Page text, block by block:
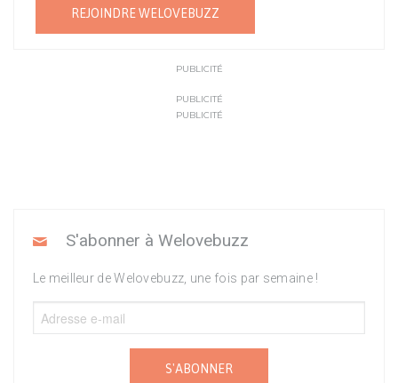
REJOINDRE WELOVEBUZZ
PUBLICITÉ
PUBLICITÉ
PUBLICITÉ
S'abonner à Welovebuzz
Le meilleur de Welovebuzz, une fois par semaine !
S'ABONNER